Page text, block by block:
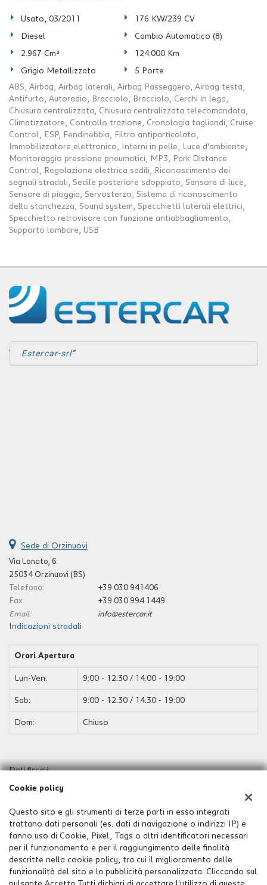
Usato, 03/2011 176 KW/239 CV
Diesel Cambio Automatico (8)
2.967 Cm³ 124.000 Km
Grigio Metallizzato
5 Porte
ABS, Airbag, Airbag laterali, Airbag Passeggero, Airbag testa,
Antifurto, Autoradio, Bracciolo, Bracciolo, Cerchi in lega,
Chiusura centralizzata, Chiusura centralizzata telecomandata,
Climatizzatore, Controllo trazione, Cronologia tagliandi, Cruise
Control, ESP, Fendinebbia, Filtro antiparticolato,
Immobilizzatore elettronico, Interni in pelle, Luce d'ambiente,
Monitoraggio pressione pneumatici, MP3, Park Distance
Control, Regolazione elettrica sedili, Riconoscimento dei
segnali stradali, Sedile posteriore sdoppiato, Sensore di luce,
Sensore di pioggia, Servosterzo, Sistema di riconoscimento
della stanchezza, Sound system, Specchietti laterali elettrici,
Specchietto retrovisore con funzione antiabbagliamento,
Supporto lombare, USB
Estercar-srl
Sede di Orzinuovi
Via Lonato, 6
25034 Orzinuovi (BS)
Telefono:
+39 030 941406
Fax:
+39 030 994 1449
Email:
info@estercar.it
Indicazioni stradali
Orari Apertura
Lun-Ven: 9:00 - 12:30 / 14:00 - 19:00
Sab: 9:00 - 12:30 / 14:30 - 19:00
Dom: Chiuso
Dati fiscali:
Estercar Srl
C.F/P.IVA:02797890981
Registro delle imprese:BS
Capitale sociale: €100.000 i.v.
Cookie policy
Questo sito e gli strumenti di terze parti in esso integrati
trattano dati personali (es. dati di navigazione o indirizzi IP) e
fanno uso di Cookie, Pixel, Tags o altri identificatori necessari
per il funzionamento e per il raggiungimento delle finalità
descritte nella cookie policy, tra cui il miglioramento delle
funzionalità del sito e la pubblicità personalizzata. Cliccando sul